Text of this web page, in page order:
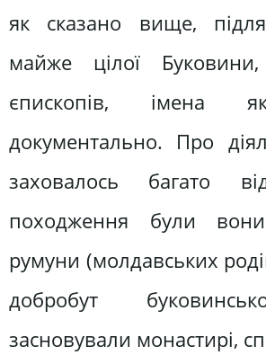
як сказано вище,
майже цілої
єпископів, імена
документально. Про
заховалось багато
походження були
румуни (молдавських
добробут
засновували монастирі,